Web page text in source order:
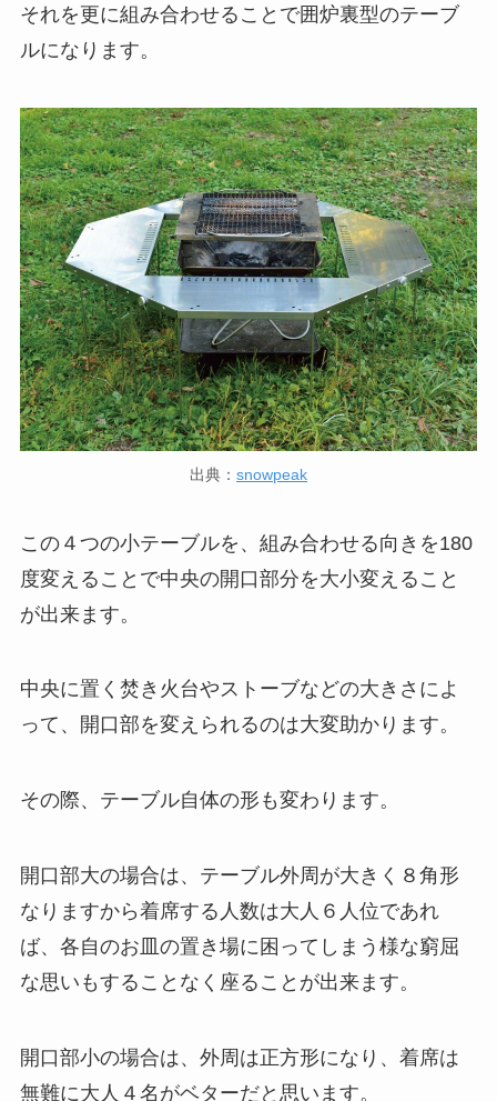
それを更に組み合わせることで囲炉裏型のテーブ
ルになります。
出典： snowpeak
この４つの小テーブルを、組み合わせる向きを180
度変えることで中央の開口部分を大小変えること
が出来ます。
中央に置く焚き火台やストーブなどの大きさによ
って、開口部を変えられるのは大変助かります。
その際、テーブル自体の形も変わります。
開口部大の場合は、テーブル外周が大きく８角形
なりますから着席する人数は大人６人位であれ
ば、各自のお皿の置き場に困ってしまう様な窮屈
な思いもすることなく座ることが出来ます。
開口部小の場合は、外周は正方形になり、着席は
無難に大人４名がベターだと思います。